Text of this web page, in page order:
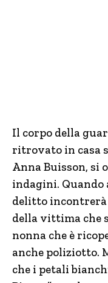
Il corpo della
ritrovato in casa
Anna Buisson, si
indagini. Quando
delitto incontrerà
della vittima che
nonna che è
anche poliziotto.
che i petali